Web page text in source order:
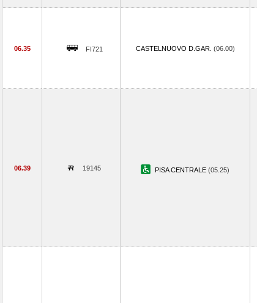
06.35 FI721 CASTELNUOVO D.GAR. (06.00)
06.39 19145 PISA CENTRALE (05.25)